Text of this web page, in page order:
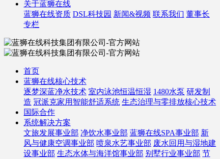
关于蓝狮在线
蓝狮在线资质 DSL科技园 新闻&视频 联系我们 董事长
专栏
首页
蓝狮在线核心技术
逐梦深蓝净水技术 室内泳池恒温恒湿 1480水泵 研发制
造 冠派克家用智能舒适系统 生态治理与零排放核心技术
国际合作
系统解决方案
文旅发展事业部 净饮水事业部 蓝狮在线SPA事业部 新
风与健康空调事业部 喷泉水艺事业部 废水回用与湿地建
设事业部 生态水体与海洋馆事业部 别墅行业事业部 节